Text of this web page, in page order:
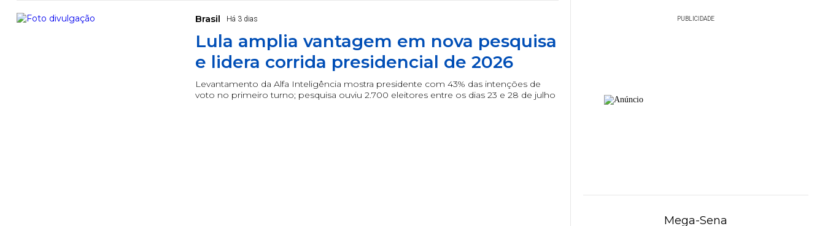
Brasil Há 3 dias
Lula amplia vantagem em nova pesquisa
e lidera corrida presidencial de 2026
Levantamento da Alfa Inteligência mostra presidente com 43% das intenções de
voto no primeiro turno; pesquisa ouviu 2.700 eleitores entre os dias 23 e 28 de julho
PUBLICIDADE
Mega-Sena